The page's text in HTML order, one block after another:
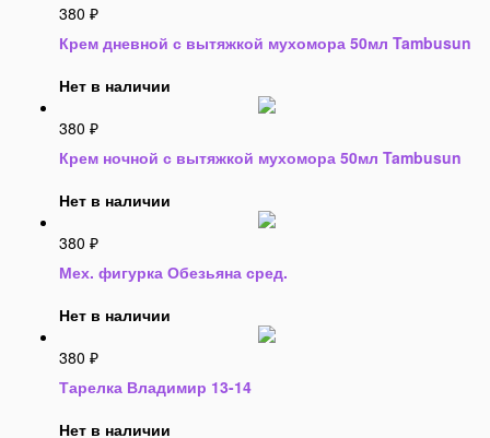
380 ₽
Крем дневной с вытяжкой мухомора 50мл Tambusun
Нет в наличии
380 ₽
Крем ночной с вытяжкой мухомора 50мл Tambusun
Нет в наличии
380 ₽
Мех. фигурка Обезьяна сред.
Нет в наличии
380 ₽
Тарелка Владимир 13-14
Нет в наличии